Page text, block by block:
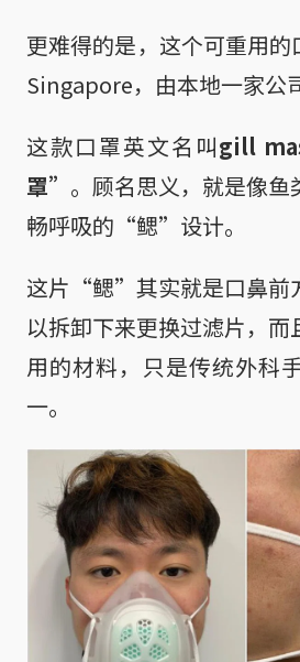
更难得的是，这个可重用
Singapore，由本地一家公
这款口罩英文名叫gill
罩” 。顾名思义，就是像鱼
畅呼吸的“鳃”设计。
这片“鳃”其实就是口鼻前
以拆卸下来更换过滤片，
用的材料，只是传统外科
一。